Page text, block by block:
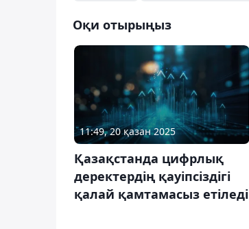
Оқи отырыңыз
11:49, 20 қазан 2025
Қазақстанда цифрлық
деректердің қауіпсіздігі
қалай қамтамасыз етіледі